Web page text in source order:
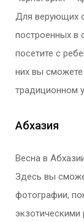
Для верующих
построенных в
посетите с
них вы сможете
традиционном
Абхазия
Весна в
Здесь вы
фотографии,
экзотическими